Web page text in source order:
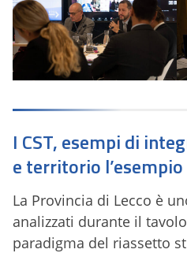
I CST, esempi di
e territorio l’esempio
La Provincia di Lecco è
analizzati durante il
paradigma del riassetto